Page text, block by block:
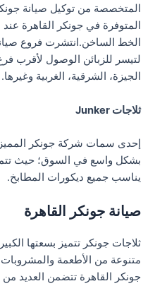
المتخصصة من توكيل صيانة
المتوفرة في جونكر القاهرة عند
الخط الساخن.انتشرت فروع
لتيسر للزبائن الوصول لأقرب
الجيزة، الشرقية، الغربية وغيرها.
ثلاجات Junker
إحدى سمات شركة جونكر
بشكل واسع في السوق؛ حيث
يناسب جميع ديكورات المطابخ.
صيانة جونكر القاهرة
ثلاجات جونكر تتميز بسعتها
متنوعة من الأطعمة
جونكر القاهرة تتضمن العديد